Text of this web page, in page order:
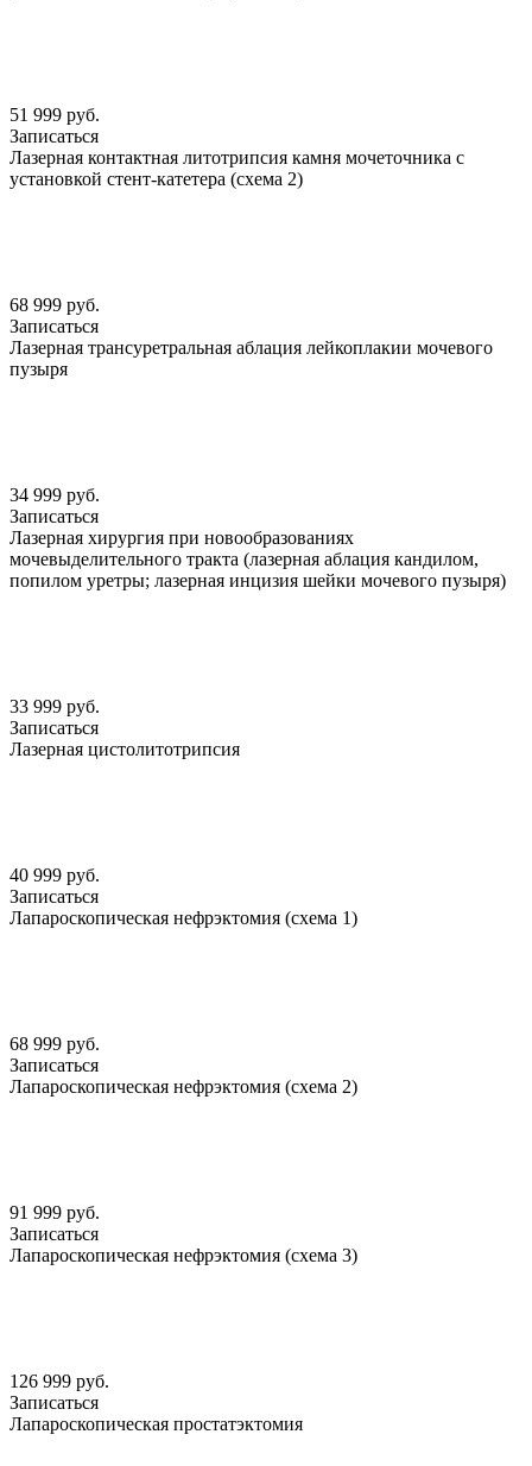
51 999 руб.
Записаться
Лазерная контактная литотрипсия камня мочеточника с
установкой стент-катетера (схема 2)
68 999 руб.
Записаться
Лазерная трансуретральная аблация лейкоплакии мочевого
пузыря
34 999 руб.
Записаться
Лазерная хирургия при новообразованиях
мочевыделительного тракта (лазерная аблация кандилом,
попилом уретры; лазерная инцизия шейки мочевого пузыря)
33 999 руб.
Записаться
Лазерная цистолитотрипсия
40 999 руб.
Записаться
Лапароскопическая нефрэктомия (схема 1)
68 999 руб.
Записаться
Лапароскопическая нефрэктомия (схема 2)
91 999 руб.
Записаться
Лапароскопическая нефрэктомия (схема 3)
126 999 руб.
Записаться
Лапароскопическая простатэктомия